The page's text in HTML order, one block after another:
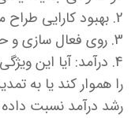
2. بهبود کارایی طراح محتوا تا 60 درصد.
3. روی فعال سازی و حفظ تمرکز کنید
را هموار کند یا به
رشد درآمد نسبت